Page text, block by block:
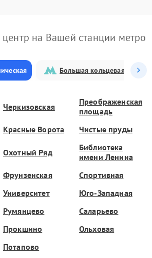
на Вашей станции метро
Большая кольцевая
Черкизовская
Преображенская
площадь
Красные Ворота Чистые пруды
Охотный Ряд
Библиотека
имени Ленина
Фрунзенская
Спортивная
Университет
Юго-Западная
Румянцево
Саларьево
Прокшино
Ольховая
Потапово